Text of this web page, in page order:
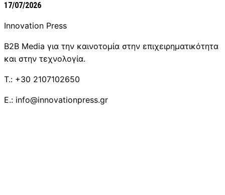
17/07/2026
Innovation Press
B2B Media για την καινοτομία στην επιχειρηματικότητα
και στην τεχνολογία.
T.: +30 2107102650
E.: info@innovationpress.gr